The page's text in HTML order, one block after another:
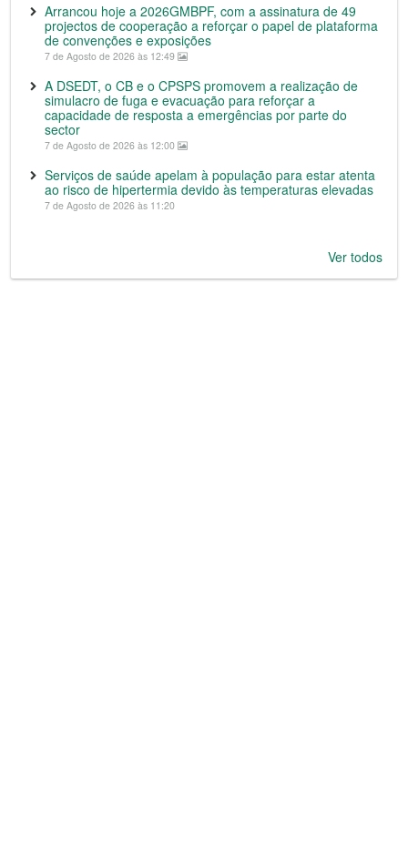
Arrancou hoje a 2026GMBPF, com a assinatura de 49
projectos de cooperação a reforçar o papel de plataforma
de convenções e exposições
7 de Agosto de 2026 às 12:49
A DSEDT, o CB e o CPSPS promovem a realização de
simulacro de fuga e evacuação para reforçar a
capacidade de resposta a emergências por parte do
sector
7 de Agosto de 2026 às 12:00
Serviços de saúde apelam à população para estar atenta
ao risco de hipertermia devido às temperaturas elevadas
7 de Agosto de 2026 às 11:20
Ver todos